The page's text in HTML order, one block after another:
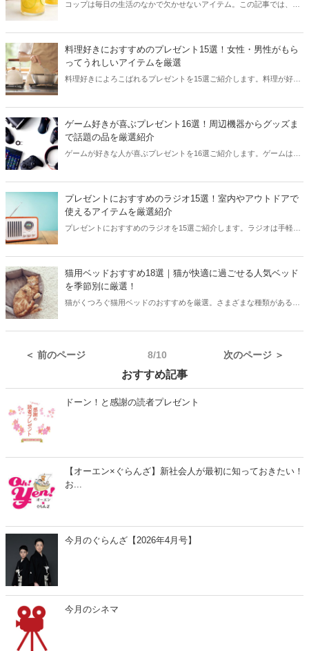
コップは毎日の生活のなかで欠かせないアイテム。この記事では、気
なわない、人気ブランドのコップを、男性向け・女性向けデザインの
ほか、男女問わず使えるデザインに分けてご紹介します。さらに、結
婚祝いなどに贈れるペア商品やご家族向けのセット商品もご紹介して
いますので参考にしてくださいね。
料理好きにおすすめのプレゼント15選！女性・男性がもら
ってうれしいアイテムを厳選
料理好きによろこばれるプレゼントを15選ご紹介します。料理が好き
用品、食器など、料理を作る際に楽しめる高品質なアイテムのなかか
ら厳選。もらうとうれしい食品や調味料のギフトもお届けします。料
理好きの人にプレゼントを贈りたい方は参考にしてくださいね。
ゲーム好きが喜ぶプレゼント16選！周辺機器からグッズま
で話題の品を厳選紹介
ゲームが好きな人が喜ぶプレゼントを16選ご紹介します。ゲームは子
いぐるみなどのゲームに関連した実用品・グッズも厳選してお届けし
ます。ゲーム好きの人やお孫さんにレゼントしたい方は参考にしてく
ださいね。
プレゼントにおすすめのラジオ15選！室内やアウトドアで
使えるアイテムを厳選紹介
プレゼントにおすすめのラジオを15選ご紹介します。ラジオは手軽に
を流せるラジオも人気です。本記事では、室内用のほか持ち運びに便
利なアウトドアで使えるラジオやバスルームで使える防水性能の高い
品を厳選してお届け。ラジオのプレゼントをお考えの方は参考にして
くださいね。
猫用ベッドおすすめ18選｜猫が快適に過ごせる人気ベッド
を季節別に厳選！
猫がくつろぐ猫用ベッドのおすすめを厳選。さまざまな種類がある猫
飼い主もよろこぶお気に入り猫用ベッドがきっと見つかりますよ。
＜ 前のページ 8/10 次のページ ＞
おすすめ記事
ドーン！と感謝の読者プレゼント
【オーエン×ぐらんざ】新社会人が最初に知っておきたい！
お...
今月のぐらんざ【2026年4月号】
今月のシネマ